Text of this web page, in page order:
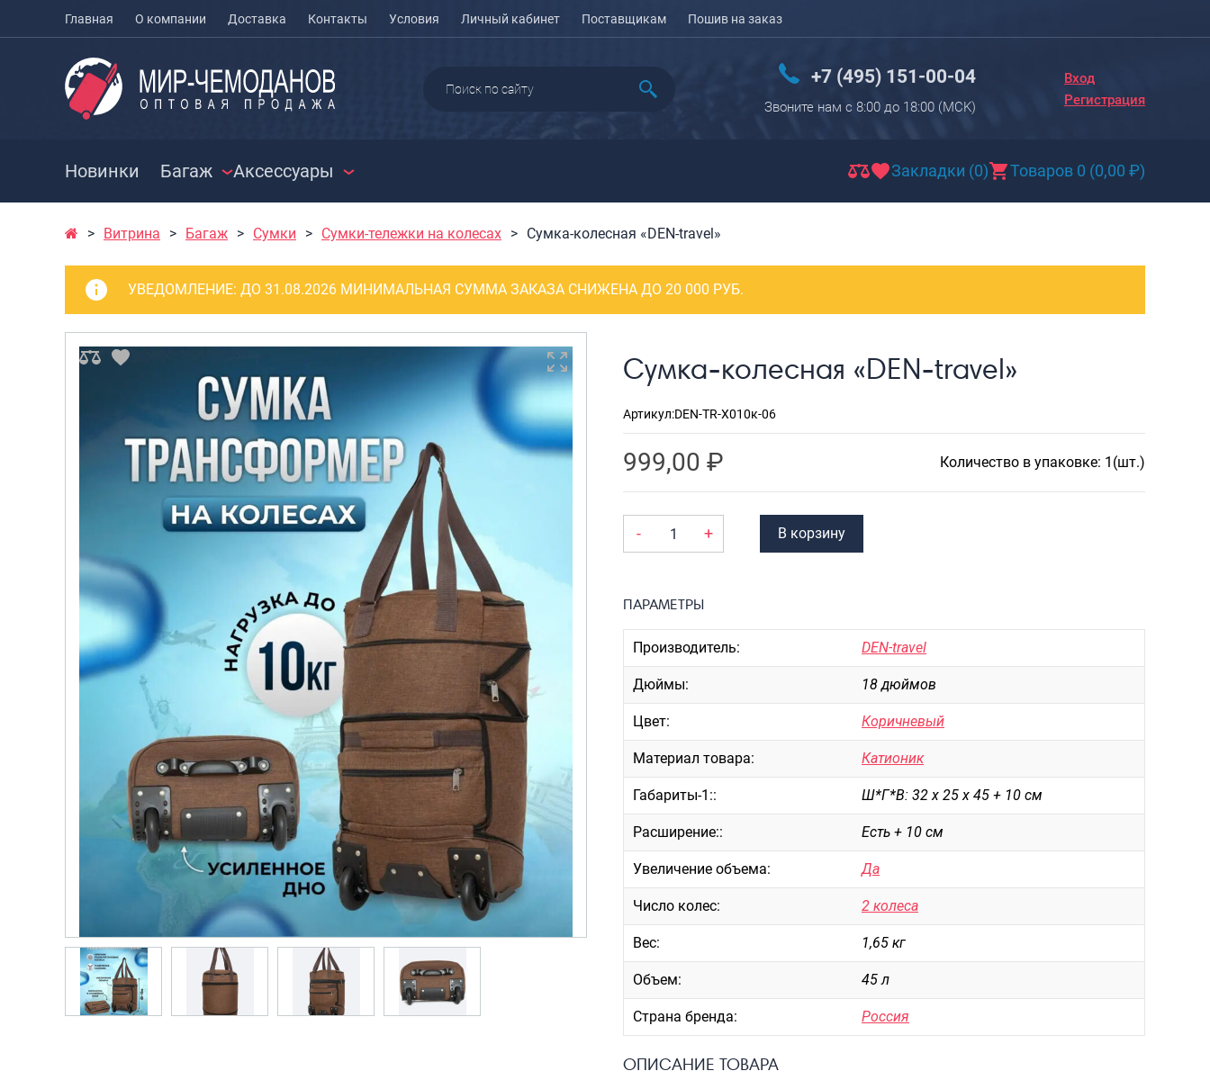
Главная О компании Доставка Контакты Условия Личный кабинет Поставщикам Пошив на заказ
+7 (495) 151-00-04
Звоните нам с 8:00 до 18:00 (МCK)
Вход
Регистрация
Новинки Багаж
Чемоданы на колесах
Чемоданы для
животных
Пилоты на колесах
Рюкзаки детские для
детских чемоданов
Бьюти-кейсы
САКВОЯЖИ
СУМКИ
Сумки колесные
Сумки спортивные
Сумки для ноутбуков
Сумки-тележки
хозяйственные
Сумки-рюкзаки на
колёсах
Сумки детские
Рюкзаки городские
Рюкзаки
подростковые
Ранцы школьные
Рюкзаки детские
Рюкзаки
туристические
Рюкзаки для охоты-
Кейсы
Аксессуары Закладки (0) Товаров 0 (0,00 ₽)
Новинки
Чемоданы на колесах
Рюкзаки детские для детских
Бьюти-кейсы
РАСПРОДАЖА
Сумки
Сумки колесные
Сумки пляжные
Сумки для ноутбуков
Рюкзаки
Рюкзаки школьные
Рюкзаки подростковые
Витрина Багаж Сумки Сумки-тележки на колесах Сумка-колесная «DEN-travel»
УВЕДОМЛЕНИЕ: ДО 31.08.2026 МИНИМАЛЬНАЯ СУММА ЗАКАЗА СНИЖЕНА ДО 20 000 РУБ.
Сумка-колесная «DEN-travel»
Артикул:DEN-TR-X010к-06
999,00 ₽ Количество в упаковке: 1(шт.)
- + В корзину
ПАРАМЕТРЫ
Производитель: DEN-travel
Дюймы: 18 дюймов
Цвет: Коричневый
Материал товара: Катионик
Габариты-1:: Ш*Г*В: 32 х 25 х 45 + 10 см
Расширение:: Есть + 10 см
Увеличение объема: Да
Число колес: 2 колеса
Вес: 1,65 кг
Объем: 45 л
Страна бренда: Россия
ОПИСАНИЕ ТОВАРА